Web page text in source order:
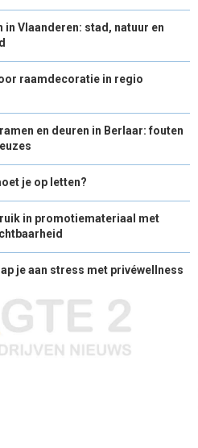
in Vlaanderen: stad, natuur en
raamdecoratie in regio
en deuren in Berlaar: fouten
je op letten?
in promotiemateriaal met
je aan stress met privéwellness